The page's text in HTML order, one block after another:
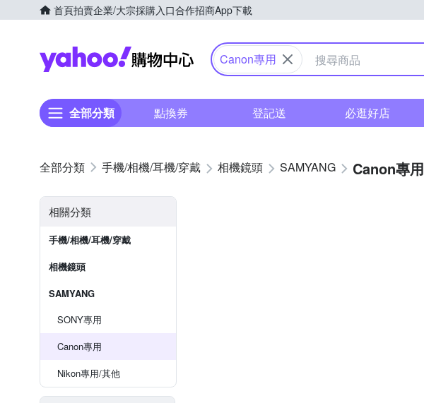
首頁拍賣企業/大宗採購入口合作招商App下載
Yahoo購物中心
Canon專用
全部分類 點換券 登記送 必逛好店
手機/相機/耳機/穿戴 相機鏡頭 SAMYANG Canon專用
相關分類
手機/相機/耳機/穿戴
相機鏡頭
SAMYANG
SONY專用
Canon專用
Nikon專用/其他